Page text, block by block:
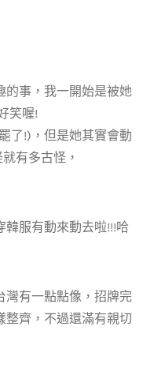
的事，我一開始是被她
笑喔!
了!)，但是她其實會動
有多古怪，
服有動來動去啦!!!哈
灣有一點點像，招牌完
整齊，不過還滿有親切